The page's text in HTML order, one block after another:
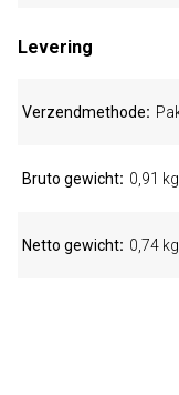
Levering
Verzendmethode
Bruto gewicht 0,91 kg
Netto gewicht 0,74 kg